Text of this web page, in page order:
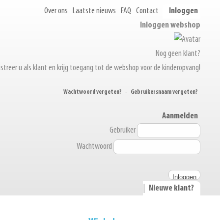
Over ons Laatste nieuws FAQ Contact
Inloggen
Inloggen webshop
Nog geen klant?
u als klant en krijg toegang tot de webshop voor de kinderopvang!
Wachtwoord vergeten? - Gebruikersnaam vergeten?
Aanmelden
Gebruiker
Wachtwoord
Nieuwe klant?